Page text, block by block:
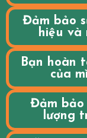
Đảm bảo
hiệu và
Bạn hoàn
của
Đảm bảo
lượng